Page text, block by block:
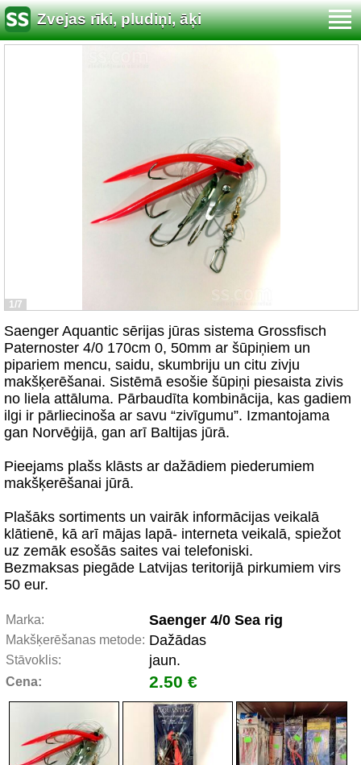
Zvejas rīki, pludiņi, āķi
1/7
Saenger Aquantic sērijas jūras sistema Grossfisch
Paternoster 4/0 170cm 0, 50mm ar šūpiņiem un
pipariem mencu, saidu, skumbriju un citu zivju
makšķerēšanai. Sistēmā esošie šūpiņi piesaista zivis
no liela attāluma. Pārbaudīta kombinācija, kas gadiem
ilgi ir pārliecinoša ar savu “zivīgumu”. Izmantojama
gan Norvēģijā, gan arī Baltijas jūrā.
Pieejams plašs klāsts ar dažādiem piederumiem
makšķerēšanai jūrā.
Plašāks sortiments un vairāk informācijas veikalā
klātienē, kā arī mājas lapā- interneta veikalā, spiežot
uz zemāk esošās saites vai telefoniski.
Bezmaksas piegāde Latvijas teritorijā pirkumiem virs
50 eur.
Marka: Saenger 4/0 Sea rig
Makšķerēšanas metode: Dažādas
Stāvoklis: jaun.
Cena: 2.50 €